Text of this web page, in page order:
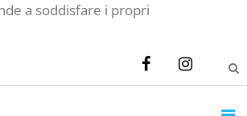
a soddisfare i propri